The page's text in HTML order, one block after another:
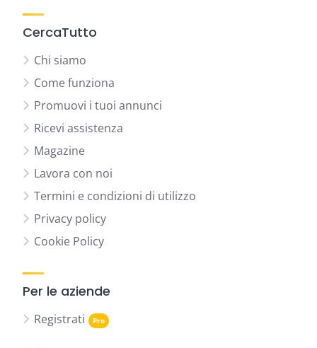
CercaTutto
Chi siamo
Come funziona
Promuovi i tuoi annunci
Ricevi assistenza
Magazine
Lavora con noi
Termini e condizioni di utilizzo
Privacy policy
Cookie Policy
Per le aziende
Registrati